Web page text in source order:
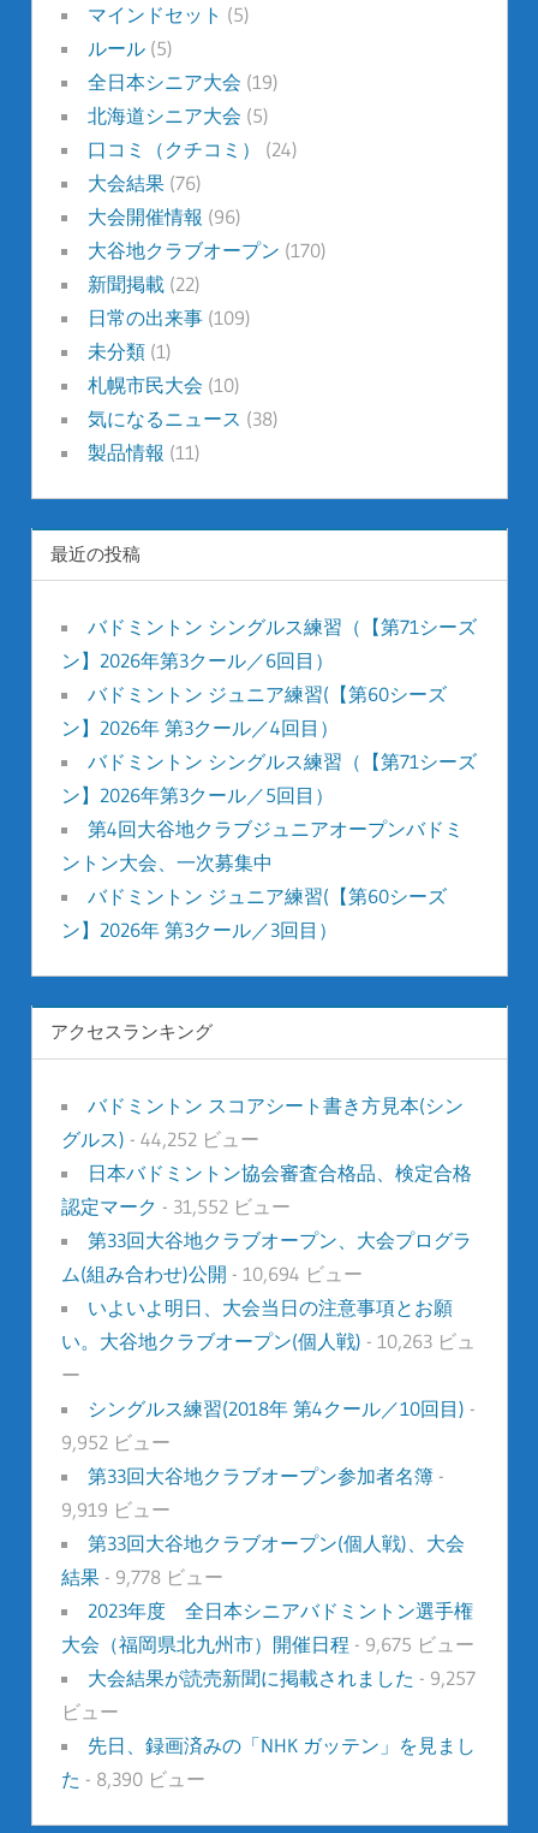
マインドセット (5)
ルール(5)
全日本シニア大会 (19)
北海道シニア大会 (5)
口コミ（クチコミ）
(24)
大会結果(76)
大会開催情報 (96)
大谷地クラブオープン (170)
新聞掲載(22)
日常の出来事(109)
未分類(1)
札幌市民大会 (10)
気になるニュース (38)
製品情報 (11)
最近の投稿
バドミントン シングルス練習（【第71シーズ
ン】2026年第3クール／6回目）
バドミントン ジュニア練習(【第60シーズ
ン】2026年 第3クール／4回目）
バドミントン シングルス練習（【第71シーズ
ン】2026年第3クール／5回目）
第4回大谷地クラブジュニアオープンバドミ
ントン大会、一次募集中
バドミントン ジュニア練習(【第60シーズ
ン】2026年 第3クール／3回目）
アクセスランキング
バドミントン スコアシート書き方見本(シン
グルス) - 44,252 ビュー
日本バドミントン協会審査合格品、検定合格
認定マーク - 31,552 ビュー
第33回大谷地クラブオープン、大会プログラ
ム(組み合わせ)公開 - 10,694 ビュー
いよいよ明日、大会当日の注意事項とお願
い。大谷地クラブオープン(個人戦) - 10,263 ビュ
ー
シングルス練習(2018年 第4クール／10回目) -
9,952 ビュー
第33回大谷地クラブオープン参加者名簿-
9,919 ビュー
第33回大谷地クラブオープン(個人戦)、大会
結果- 9,778 ビュー
2023年度 全日本シニアバドミントン選手権
大会（福岡県北九州市）開催日程 - 9,675 ビュー
大会結果が読売新聞に掲載されました - 9,257
ビュー
先日、録画済みの「NHK ガッテン」を見まし
た - 8,390 ビュー